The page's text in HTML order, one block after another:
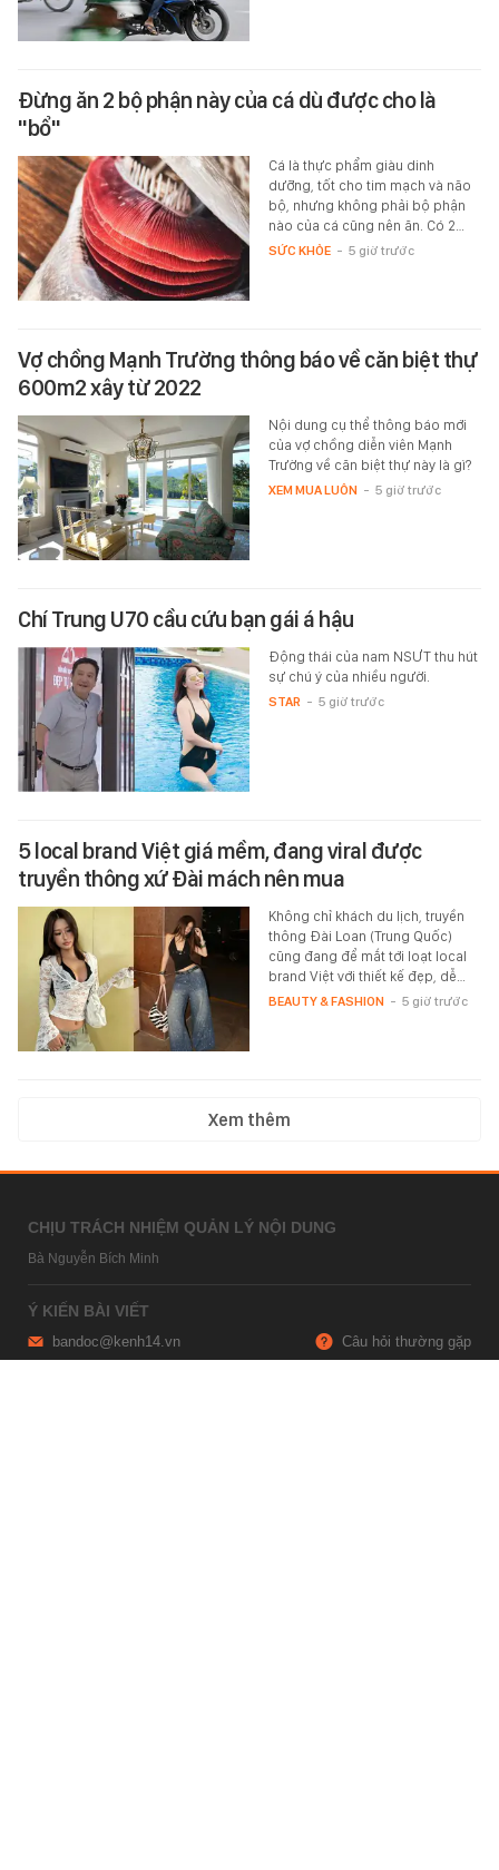
Đừng ăn 2 bộ phận này của cá dù được cho là
"bổ"
Cá là thực phẩm giàu dinh
dưỡng, tốt cho tim mạch và não
bộ, nhưng không phải bộ phận
nào của cá cũng nên ăn. Có 2…
SỨC KHỎE - 5 giờ trước
Vợ chồng Mạnh Trường thông báo về căn biệt thự
600m2 xây từ 2022
Nội dung cụ thể thông báo mới
của vợ chồng diễn viên Mạnh
Trường về căn biệt thự này là gì?
XEM MUA LUÔN - 5 giờ trước
Chí Trung U70 cầu cứu bạn gái á hậu
Động thái của nam NSƯT thu hút
sự chú ý của nhiều người.
STAR - 5 giờ trước
5 local brand Việt giá mềm, đang viral được
truyền thông xứ Đài mách nên mua
Không chỉ khách du lịch, truyền
thông Đài Loan (Trung Quốc)
cũng đang để mắt tới loạt local
brand Việt với thiết kế đẹp, dễ…
BEAUTY & FASHION - 5 giờ trước
Xem thêm
CHỊU TRÁCH NHIỆM QUẢN LÝ NỘI DUNG
Bà Nguyễn Bích Minh
Ý KIẾN BÀI VIẾT
bandoc@kenh14.vn Câu hỏi thường gặp